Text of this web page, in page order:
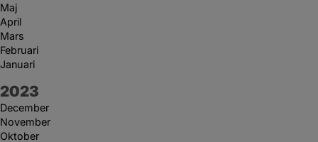
Maj
April
Mars
Februari
Januari
År:
2023
December
November
Oktober